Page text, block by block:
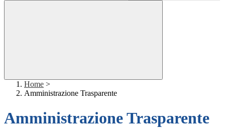
Home >
Amministrazione Trasparente
Amministrazione Trasparente